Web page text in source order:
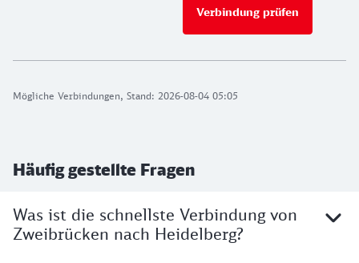
Mögliche Verbindungen, Stand: 2026-08-04 05:05
Verbindung prüfen
Häufig gestellte Fragen
Was ist die schnellste Verbindung von
Zweibrücken nach Heidelberg?